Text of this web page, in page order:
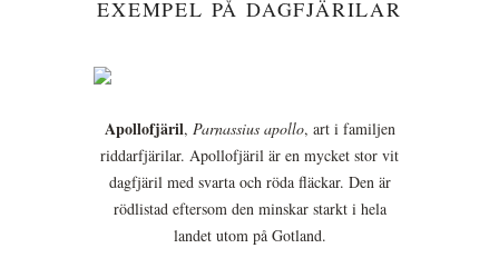
EXEMPEL PÅ DAGFJÄRILAR
Apollofjäril, Parnassius apollo, art i familjen
riddarfjärilar. Apollofjäril är en mycket stor vit
dagfjäril med svarta och röda fläckar. Den är
rödlistad eftersom den minskar starkt i hela
landet utom på Gotland.